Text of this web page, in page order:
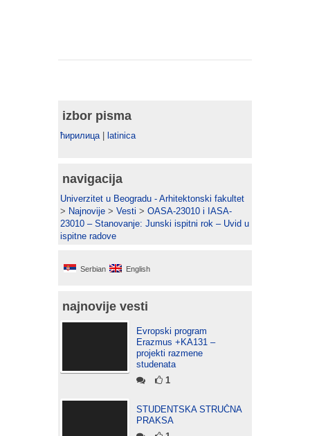
izbor pisma
ћирилица| latinica
navigacija
Univerzitet u Beogradu - Arhitektonski fakultet
> Najnovije > Vesti > OASA-23010 i IASA-
23010 – Stanovanje: Junski ispitni rok – Uvid u
ispitne radove
Serbian English
najnovije vesti
Evropski program
Erazmus +KA131 –
projekti razmene
studenata
1
STUDENTSKA STRUČNA
PRAKSA